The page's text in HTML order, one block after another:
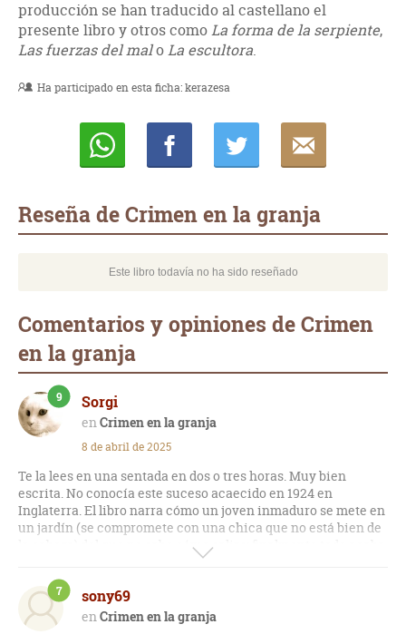
producción se han traducido al castellano el
presente libro y otros comoLa forma de la serpiente,
Las fuerzas del maloLa escultora.
Ha participado en esta ficha:kerazesa
Reseña de Crimen en la granja
Este libro todavía no ha sido reseñado
Comentarios y opiniones de Crimen
en la granja
Sorgi
Crimen en la granja
9
8 de abril de 2025
Te la lees en una sentada en dos o tres horas. Muy bien
escrita. No conocía este suceso acaecido en 1924 en
Inglaterra. El libro narra cómo un joven inmaduro se mete en
un jardín (se compromete con una chica que no está bien de
la cabeza) del que no sabe cómo salir y finalmente todo acaba
sony69
Crimen en la granja
7